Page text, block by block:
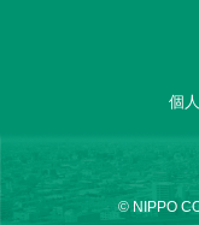
個
© NIPPO